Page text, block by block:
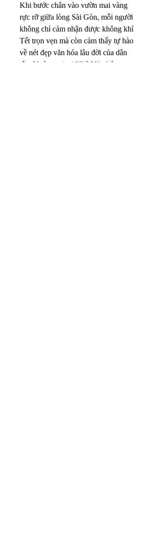
Khi bước chân vào vườn mai vàng
rực rỡ giữa lòng Sài Gòn, mỗi người
không chỉ cảm nhận được không khí
Tết trọn vẹn mà còn cảm thấy tự hào
về nét đẹp văn hóa lâu đời của dân
tộc. Vườn mai tại Nhà Văn hóa